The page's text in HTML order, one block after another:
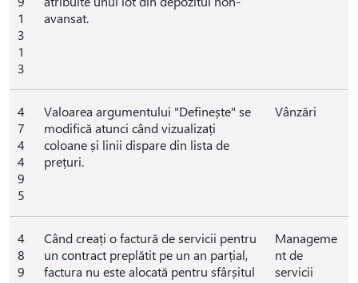
1
3
1
3
avansat.
4
7
4
4
9
5
Valoarea argumentului "Definește" se
modifică atunci când vizualizați
coloane și linii dispare din lista de
prețuri.
Vânzări
4
8
9
Când creați o factură de servicii pentru
un contract preplătit pe un an parțial,
factura nu este alocată pentru sfârșitul
Manageme
nt de
servicii